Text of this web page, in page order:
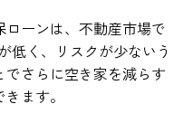
ローンは、不動産市場で
低く、リスクが少ないう
さらに空き家を減らす
ます。